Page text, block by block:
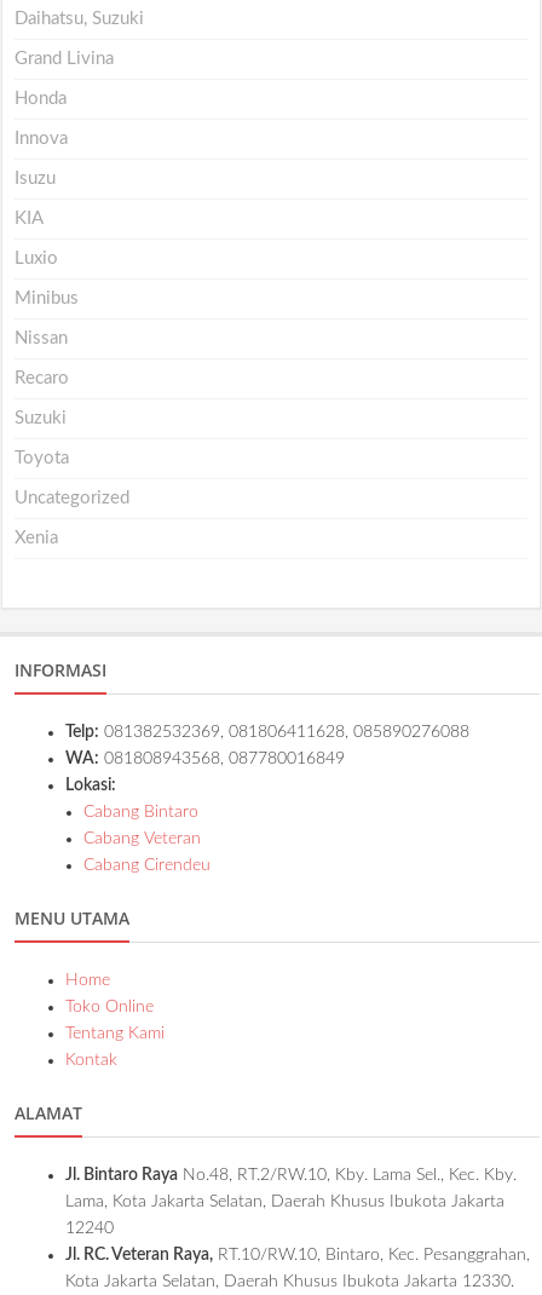
Daihatsu, Suzuki
Grand Livina
Honda
Innova
Isuzu
KIA
Luxio
Minibus
Nissan
Recaro
Suzuki
Toyota
Uncategorized
Xenia
INFORMASI
Telp: 081382532369, 081806411628, 085890276088
WA: 081808943568, 087780016849
Lokasi:
Cabang Bintaro
Cabang Veteran
Cabang Cirendeu
MENU UTAMA
Home
Toko Online
Tentang Kami
Kontak
ALAMAT
Jl. Bintaro Raya No.48, RT.2/RW.10, Kby. Lama Sel., Kec. Kby.
Lama, Kota Jakarta Selatan, Daerah Khusus Ibukota Jakarta
12240
Jl. RC. Veteran Raya, RT.10/RW.10, Bintaro, Kec. Pesanggrahan,
Kota Jakarta Selatan, Daerah Khusus Ibukota Jakarta 12330.